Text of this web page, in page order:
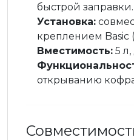
быстрой заправки.
Установка:
креплением Basic
Вместимость: 5
открыванию